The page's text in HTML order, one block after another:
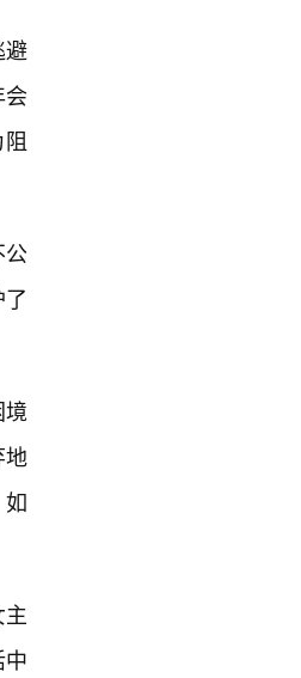
避
地